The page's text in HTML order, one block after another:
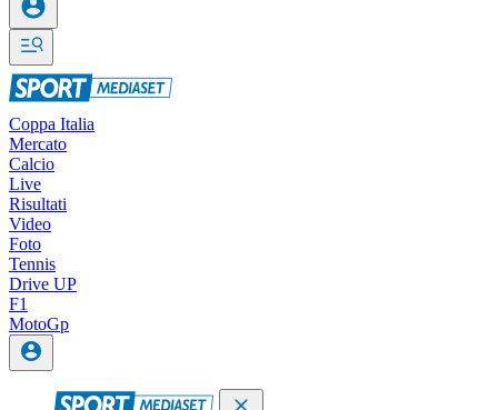
Coppa Italia
Mercato
Calcio
Live
Risultati
Video
Foto
Tennis
Drive UP
F1
MotoGp